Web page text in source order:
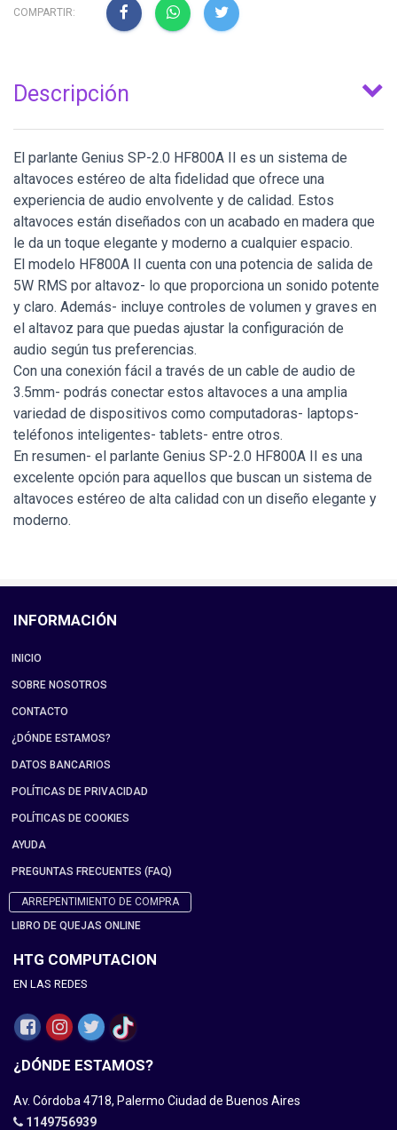
COMPARTIR:
Descripción
El parlante Genius SP-2.0 HF800A II es un sistema de
altavoces estéreo de alta fidelidad que ofrece una
experiencia de audio envolvente y de calidad. Estos
altavoces están diseñados con un acabado en madera que
le da un toque elegante y moderno a cualquier espacio.
El modelo HF800A II cuenta con una potencia de salida de
5W RMS por altavoz- lo que proporciona un sonido potente
y claro. Además- incluye controles de volumen y graves en
el altavoz para que puedas ajustar la configuración de
audio según tus preferencias.
Con una conexión fácil a través de un cable de audio de
3.5mm- podrás conectar estos altavoces a una amplia
variedad de dispositivos como computadoras- laptops-
teléfonos inteligentes- tablets- entre otros.
En resumen- el parlante Genius SP-2.0 HF800A II es una
excelente opción para aquellos que buscan un sistema de
altavoces estéreo de alta calidad con un diseño elegante y
moderno.
INFORMACIÓN
INICIO
SOBRE NOSOTROS
CONTACTO
¿DÓNDE ESTAMOS?
DATOS BANCARIOS
POLÍTICAS DE PRIVACIDAD
POLÍTICAS DE COOKIES
AYUDA
PREGUNTAS FRECUENTES (FAQ)
ARREPENTIMIENTO DE COMPRA
LIBRO DE QUEJAS ONLINE
HTG COMPUTACION
EN LAS REDES
¿DÓNDE ESTAMOS?
Av. Córdoba 4718, Palermo Ciudad de Buenos Aires
1149756939